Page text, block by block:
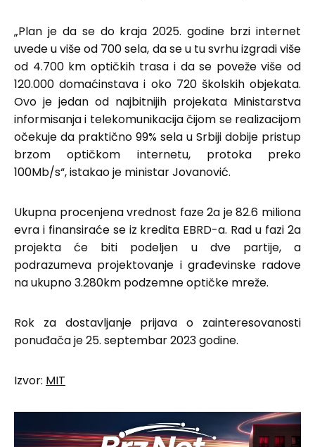
„Plan je da se do kraja 2025. godine brzi internet
uvede u više od 700 sela, da se u tu svrhu izgradi više
od 4.700 km optičkih trasa i da se poveže više od
120.000 domaćinstava i oko 720 školskih objekata.
Ovo je jedan od najbitnijih projekata Ministarstva
informisanja i telekomunikacija čijom se realizacijom
očekuje da praktično 99% sela u Srbiji dobije pristup
brzom optičkom internetu, protoka preko
100Mb/s“, istakao je ministar Jovanović.
Ukupna procenjena vrednost faze 2a je 82.6 miliona
evra i finansiraće se iz kredita EBRD-a. Rad u fazi 2a
projekta će biti podeljen u dve partije, a
podrazumeva projektovanje i građevinske radove
na ukupno 3.280km podzemne optičke mreže.
Rok za dostavljanje prijava o zainteresovanosti
ponuđača je 25. septembar 2023 godine.
Izvor: MIT